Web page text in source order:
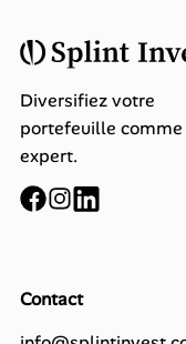
Diversifiez votre
portefeuille comme
expert.
Contact